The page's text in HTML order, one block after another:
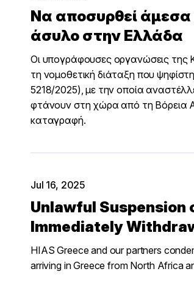
Να αποσυρθεί
άσυλο στην Ελλάδα
Οι υπογράφουσες οργανώσεις της
τη νομοθετική διάταξη που
5218/2025), με την οποία
φτάνουν στη χώρα από τη Βόρεια
καταγραφή.
Jul 16, 2025
Unlawful Suspension
Immediately
HIAS Greece and our partners
arriving in Greece from North Africa